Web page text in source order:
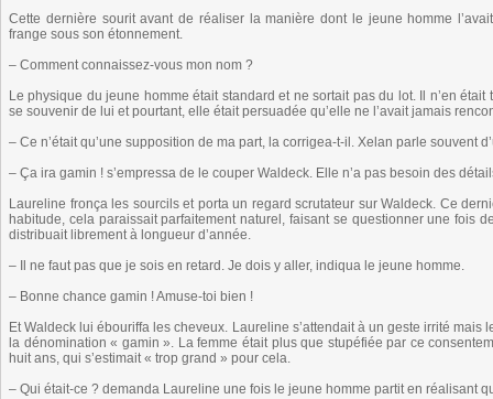
Cette dernière sourit avant de réaliser la manière dont le jeune homme
frange sous son étonnement.
– Comment connaissez-vous mon nom ?
Le physique du jeune homme était standard et ne sortait pas du lot. Il n’en
se souvenir de lui et pourtant, elle était persuadée qu’elle ne l’avait jamais
– Ce n’était qu’une supposition de ma part, la corrigea-t-il. Xelan parle souvent
– Ça ira gamin ! s’empressa de le couper Waldeck. Elle n’a pas besoin des
Laureline fronça les sourcils et porta un regard scrutateur sur Waldeck. Ce
habitude, cela paraissait parfaitement naturel, faisant se questionner une fois
distribuait librement à longueur d’année.
– Il ne faut pas que je sois en retard. Je dois y aller, indiqua le jeune homme.
– Bonne chance gamin ! Amuse-toi bien !
Et Waldeck lui ébouriffa les cheveux. Laureline s’attendait à un geste irrité
la dénomination « gamin ». La femme était plus que stupéfiée par ce
huit ans, qui s’estimait « trop grand » pour cela.
– Qui était-ce ? demanda Laureline une fois le jeune homme partit en réalisant